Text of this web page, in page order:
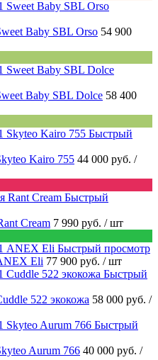
Baby SBL Orso 54 900
Baby SBL Dolce 58 400
Быстрый
Kairo 755 44 000 руб. /
Быстрый
Cream 7 990 руб. / шт
Быстрый просмотр
Eli 77 900 руб. / шт
Быстрый
522 экокожа 58 000 руб. /
Быстрый
Aurum 766 40 000 руб. /